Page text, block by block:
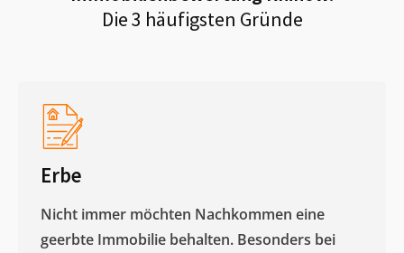
Die 3 häufigsten Gründe
Erbe
Nicht immer möchten Nachkommen eine
geerbte Immobilie behalten. Besonders bei